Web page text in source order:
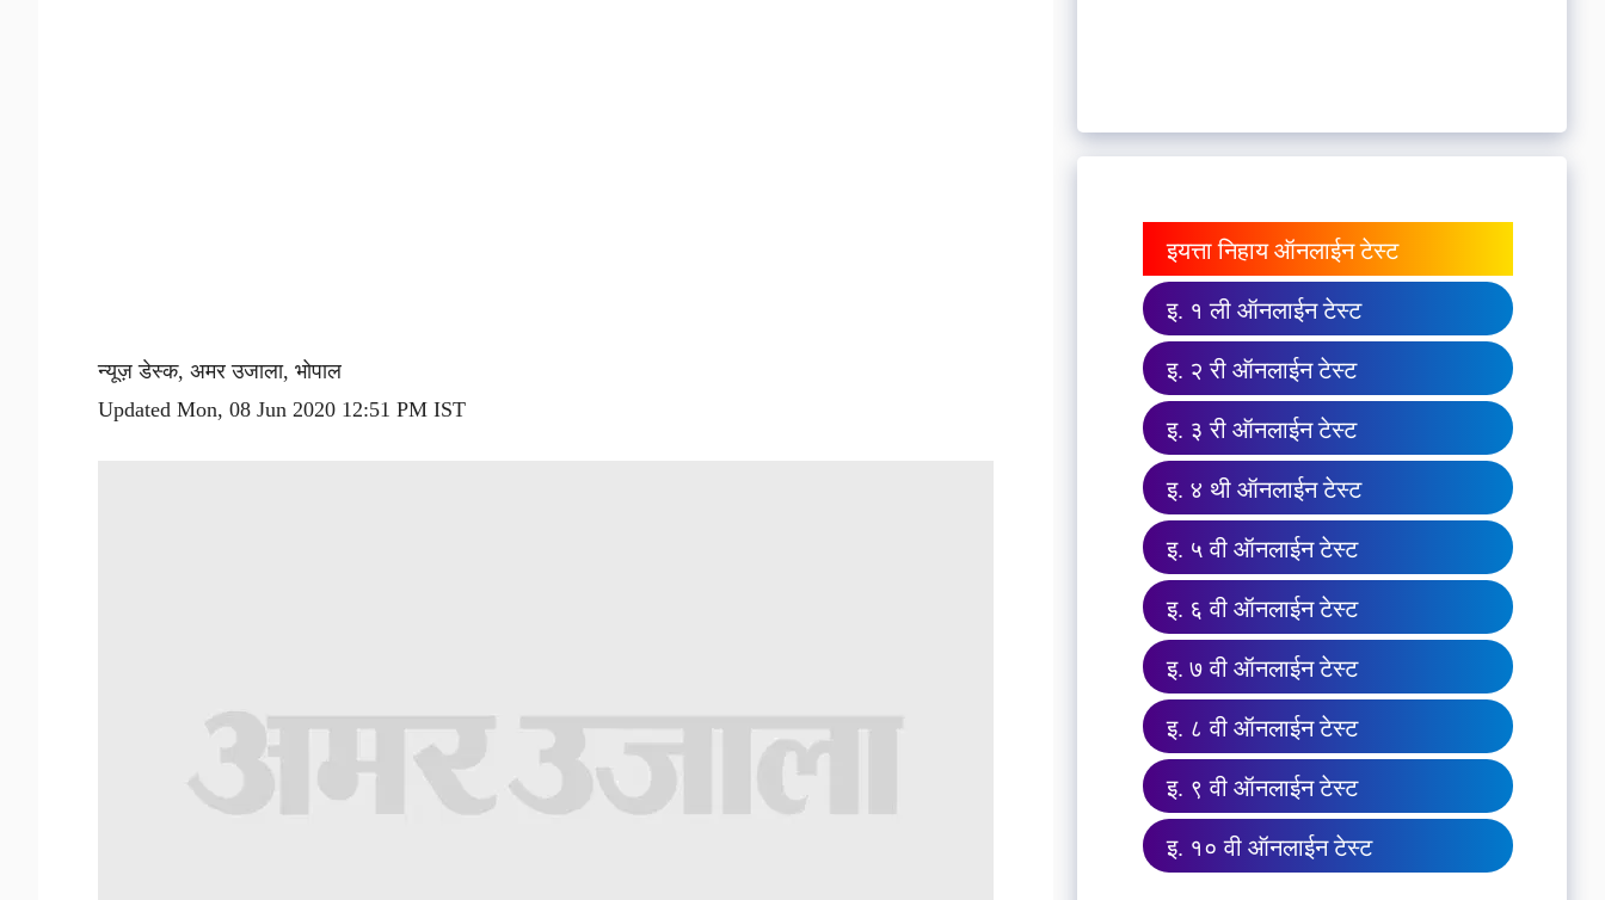
न्यूज़ डेस्क, अमर उजाला, भोपाल
Updated Mon, 08 Jun 2020 12:51 PM IST
इयत्ता निहाय ऑनलाईन टेस्ट
इ. १ ली ऑनलाईन टेस्ट
इ. २ री ऑनलाईन टेस्ट
इ. ३ री ऑनलाईन टेस्ट
इ. ४ थी ऑनलाईन टेस्ट
इ. ५ वी ऑनलाईन टेस्ट
इ. ६ वी ऑनलाईन टेस्ट
इ. ७ वी ऑनलाईन टेस्ट
इ. ८ वी ऑनलाईन टेस्ट
इ. ९ वी ऑनलाईन टेस्ट
इ. १० वी ऑनलाईन टेस्ट